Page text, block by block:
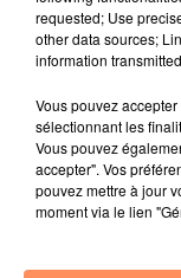
requested; Use
other data sources;
information
Vous pouvez
sélectionnant les
Vous pouvez
accepter". Vos
pouvez mettre à jour
moment via le lien